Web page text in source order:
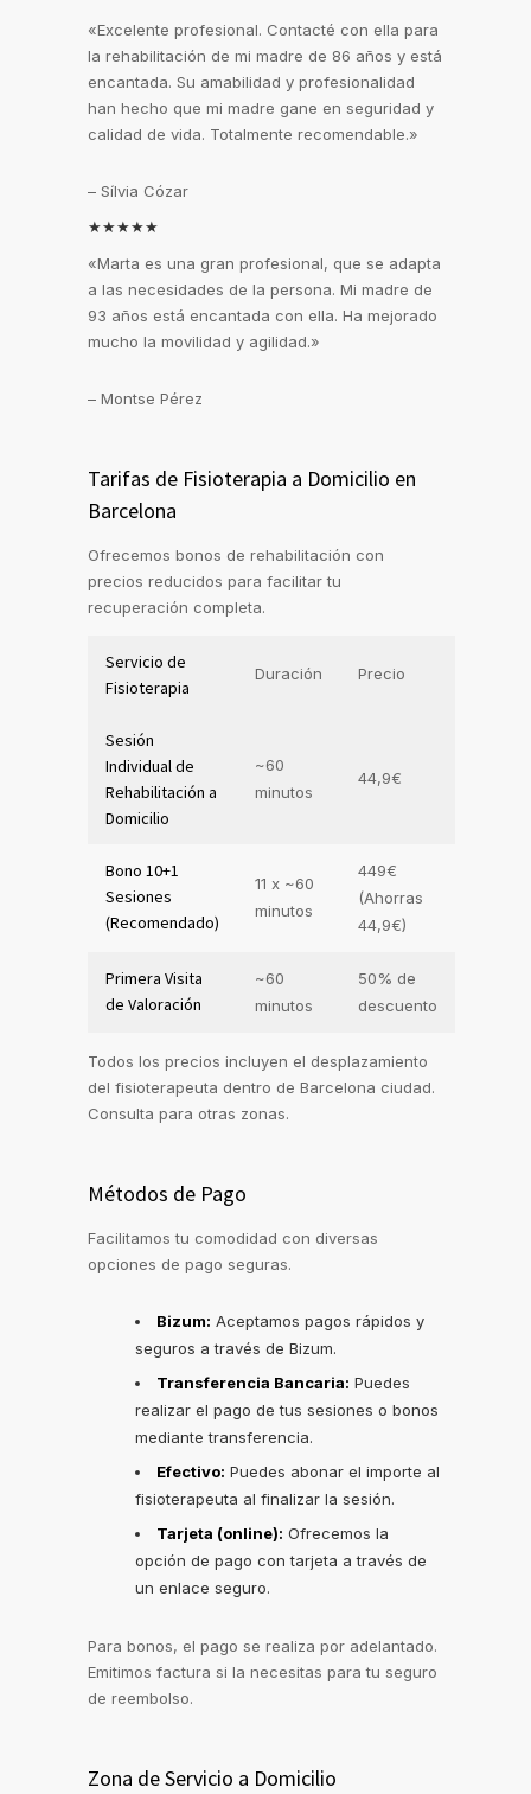
«Excelente profesional. Contacté con ella para
la rehabilitación de mi madre de 86 años y está
encantada. Su amabilidad y profesionalidad
han hecho que mi madre gane en seguridad y
calidad de vida. Totalmente recomendable.»
– Sílvia Cózar
★★★★★
«Marta es una gran profesional, que se adapta
a las necesidades de la persona. Mi madre de
93 años está encantada con ella. Ha mejorado
mucho la movilidad y agilidad.»
– Montse Pérez
Tarifas de Fisioterapia a Domicilio en
Barcelona
Ofrecemos bonos de rehabilitación con
precios reducidos para facilitar tu
recuperación completa.
Servicio de
Fisioterapia
Duración Precio
Sesión
Individual de
Rehabilitación a
Domicilio
~60
minutos
44,9€
Bono 10+1
Sesiones
(Recomendado)
11 x ~60
minutos
449€
(Ahorras
44,9€)
Primera Visita
de Valoración
~60
minutos
50% de
descuento
Todos los precios incluyen el desplazamiento
del fisioterapeuta dentro de Barcelona ciudad.
Consulta para otras zonas.
Métodos de Pago
Facilitamos tu comodidad con diversas
opciones de pago seguras.
Bizum: Aceptamos pagos rápidos y
seguros a través de Bizum.
Transferencia Bancaria: Puedes
realizar el pago de tus sesiones o bonos
mediante transferencia.
Efectivo: Puedes abonar el importe al
fisioterapeuta al finalizar la sesión.
Tarjeta (online): Ofrecemos la
opción de pago con tarjeta a través de
un enlace seguro.
Para bonos, el pago se realiza por adelantado.
Emitimos factura si la necesitas para tu seguro
de reembolso.
Zona de Servicio a Domicilio